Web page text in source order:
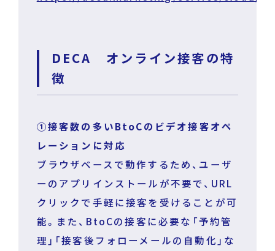
DECA オンライン接客の特
徴
①接客数の多いBtoCのビデオ接客オペ
レーションに対応
ブラウザベースで動作するため、ユーザ
ーのアプリインストールが不要で、URL
クリックで手軽に接客を受けることが可
能。また、BtoCの接客に必要な「予約管
理」「接客後フォローメールの自動化」な